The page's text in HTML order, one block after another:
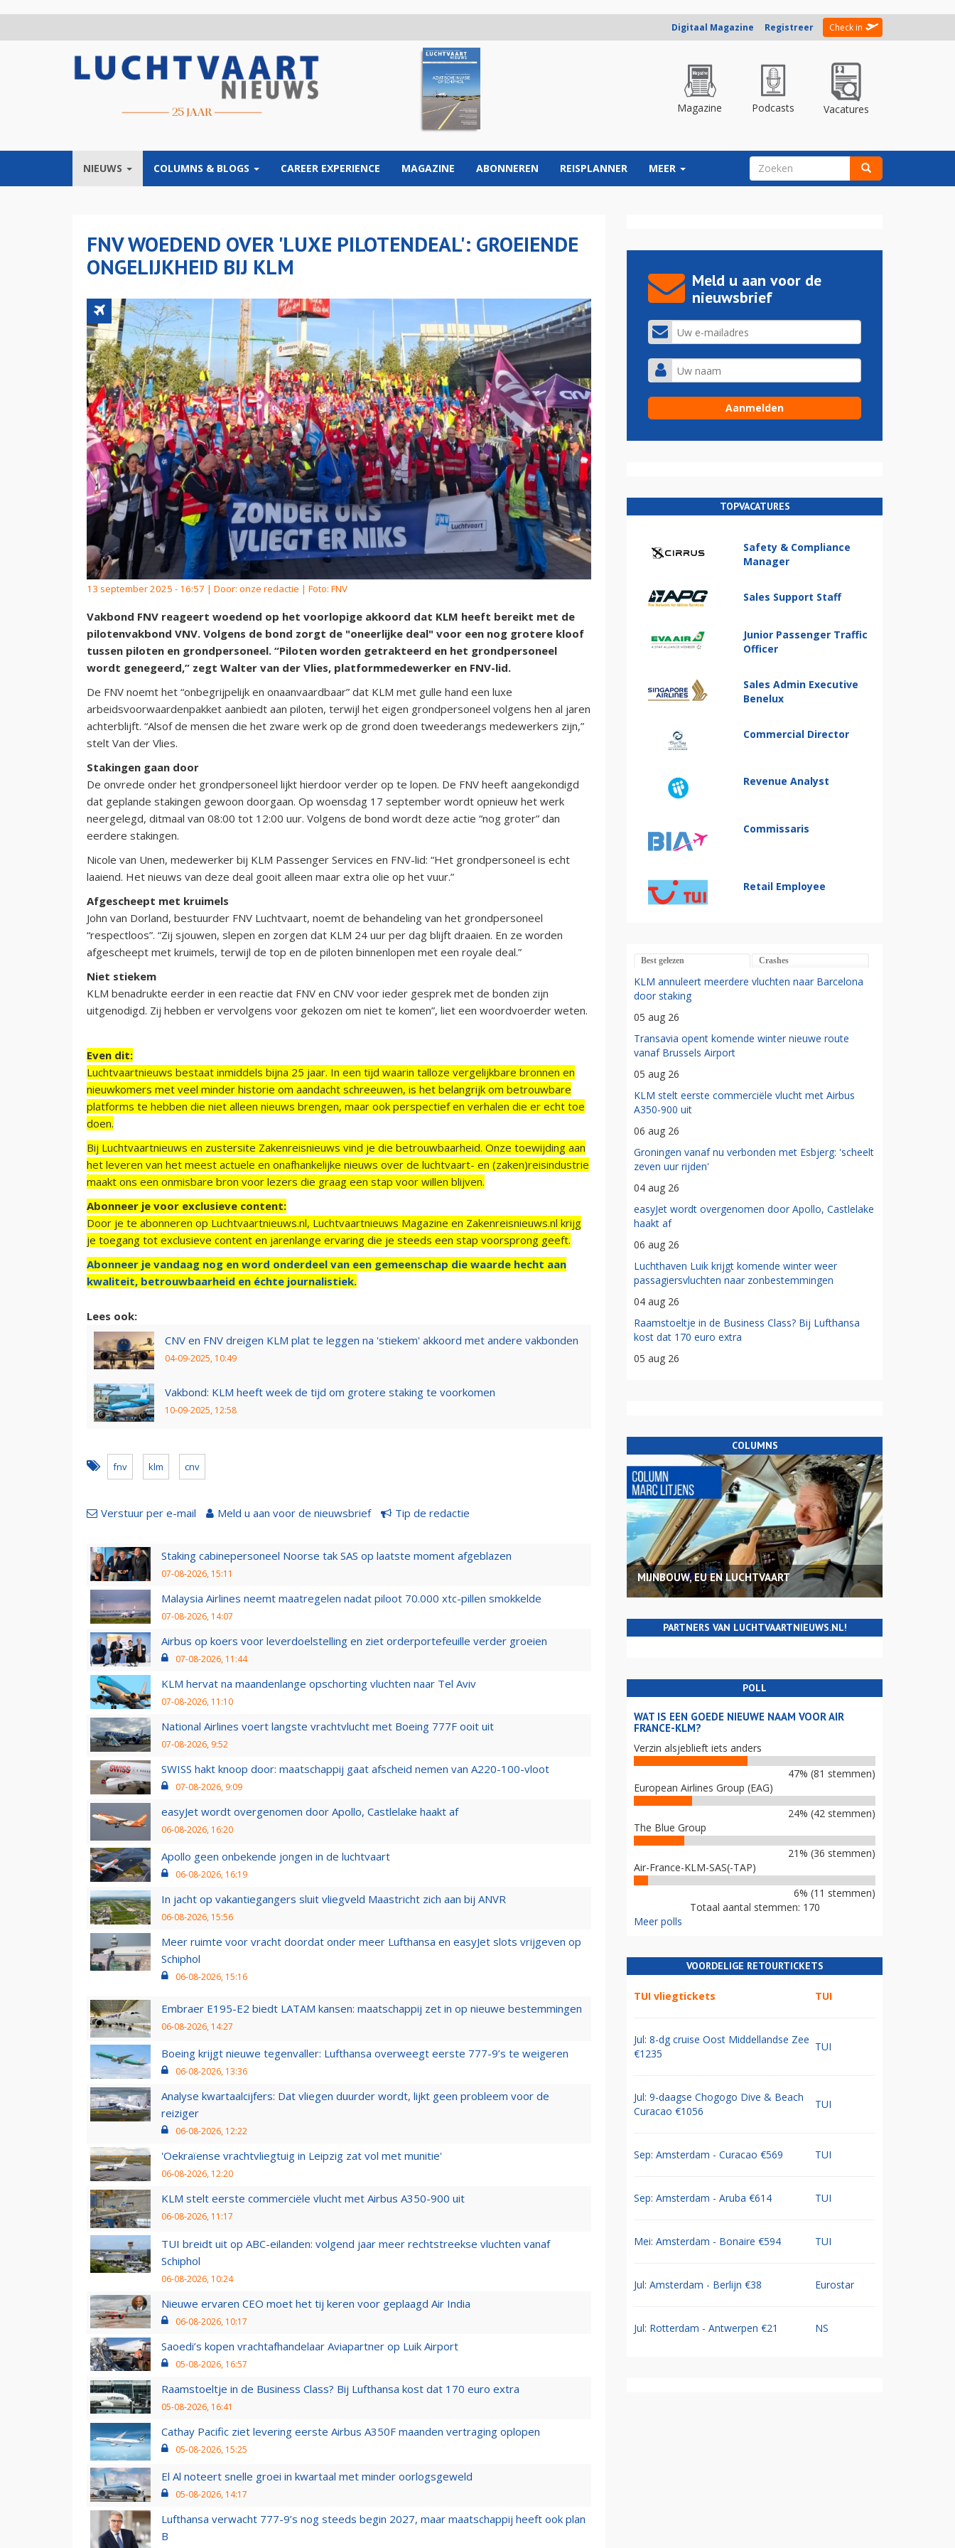
Digitaal Magazine Registreer Check in
Magazine Podcasts Vacatures
NIEUWS COLUMNS & BLOGS CAREER EXPERIENCE MAGAZINE ABONNEREN REISPLANNER MEER ZOEKVELD
FNV WOEDEND OVER 'LUXE PILOTENDEAL': GROEIENDE
ONGELIJKHEID BIJ KLM
13 september 2025 - 16:57 | Door: onze redactie | Foto: FNV
Vakbond FNV reageert woedend op het voorlopige akkoord dat KLM heeft bereikt met de
pilotenvakbond VNV. Volgens de bond zorgt de "oneerlijke deal" voor een nog grotere kloof
tussen piloten en grondpersoneel. “Piloten worden getrakteerd en het grondpersoneel
wordt genegeerd,” zegt Walter van der Vlies, platformmedewerker en FNV-lid.
De FNV noemt het “onbegrijpelijk en onaanvaardbaar” dat KLM met gulle hand een luxe
arbeidsvoorwaardenpakket aanbiedt aan piloten, terwijl het eigen grondpersoneel volgens hen al jaren
achterblijft. “Alsof de mensen die het zware werk op de grond doen tweederangs medewerkers zijn,”
stelt Van der Vlies.
Stakingen gaan door
De onvrede onder het grondpersoneel lijkt hierdoor verder op te lopen. De FNV heeft aangekondigd
dat geplande stakingen gewoon doorgaan. Op woensdag 17 september wordt opnieuw het werk
neergelegd, ditmaal van 08:00 tot 12:00 uur. Volgens de bond wordt deze actie “nog groter” dan
eerdere stakingen.
Nicole van Unen, medewerker bij KLM Passenger Services en FNV-lid: “Het grondpersoneel is echt
laaiend. Het nieuws van deze deal gooit alleen maar extra olie op het vuur.”
Afgescheept met kruimels
John van Dorland, bestuurder FNV Luchtvaart, noemt de behandeling van het grondpersoneel
“respectloos”. “Zij sjouwen, slepen en zorgen dat KLM 24 uur per dag blijft draaien. En ze worden
afgescheept met kruimels, terwijl de top en de piloten binnenlopen met een royale deal.”
Niet stiekem
KLM benadrukte eerder in een reactie dat FNV en CNV voor ieder gesprek met de bonden zijn
uitgenodigd. Zij hebben er vervolgens voor gekozen om niet te komen”, liet een woordvoerder weten.
Even dit:
Luchtvaartnieuws bestaat inmiddels bijna 25 jaar. In een tijd waarin talloze vergelijkbare bronnen en
nieuwkomers met veel minder historie om aandacht schreeuwen, is het belangrijk om betrouwbare
platforms te hebben die niet alleen nieuws brengen, maar ook perspectief en verhalen die er echt toe
doen.
Bij Luchtvaartnieuws en zustersite Zakenreisnieuws vind je die betrouwbaarheid. Onze toewijding aan
het leveren van het meest actuele en onafhankelijke nieuws over de luchtvaart- en (zaken)reisindustrie
maakt ons een onmisbare bron voor lezers die graag een stap voor willen blijven.
Abonneer je voor exclusieve content:
Door je te abonneren op Luchtvaartnieuws.nl, Luchtvaartnieuws Magazine en Zakenreisnieuws.nl krijg
je toegang tot exclusieve content en jarenlange ervaring die je steeds een stap voorsprong geeft.
Abonneer je vandaag nog en word onderdeel van een gemeenschap die waarde hecht aan
kwaliteit, betrouwbaarheid en échte journalistiek.
Lees ook:
CNV en FNV dreigen KLM plat te leggen na 'stiekem' akkoord met andere vakbonden
04-09-2025, 10:49
Vakbond: KLM heeft week de tijd om grotere staking te voorkomen
10-09-2025, 12:58
fnv klm cnv
Verstuur per e-mail Meld u aan voor de nieuwsbrief Tip de redactie
Staking cabinepersoneel Noorse tak SAS op laatste moment afgeblazen
07-08-2026, 15:11
Malaysia Airlines neemt maatregelen nadat piloot 70.000 xtc-pillen smokkelde
07-08-2026, 14:07
Airbus op koers voor leverdoelstelling en ziet orderportefeuille verder groeien
07-08-2026, 11:44
KLM hervat na maandenlange opschorting vluchten naar Tel Aviv
07-08-2026, 11:10
National Airlines voert langste vrachtvlucht met Boeing 777F ooit uit
07-08-2026, 9:52
SWISS hakt knoop door: maatschappij gaat afscheid nemen van A220-100-vloot
07-08-2026, 9:09
easyJet wordt overgenomen door Apollo, Castlelake haakt af
06-08-2026, 16:20
Apollo geen onbekende jongen in de luchtvaart
06-08-2026, 16:19
In jacht op vakantiegangers sluit vliegveld Maastricht zich aan bij ANVR
06-08-2026, 15:56
Meer ruimte voor vracht doordat onder meer Lufthansa en easyJet slots vrijgeven op
Schiphol
06-08-2026, 15:16
Embraer E195-E2 biedt LATAM kansen: maatschappij zet in op nieuwe bestemmingen
06-08-2026, 14:27
Boeing krijgt nieuwe tegenvaller: Lufthansa overweegt eerste 777-9’s te weigeren
06-08-2026, 13:36
Analyse kwartaalcijfers: Dat vliegen duurder wordt, lijkt geen probleem voor de
reiziger
06-08-2026, 12:22
'Oekraïense vrachtvliegtuig in Leipzig zat vol met munitie'
06-08-2026, 12:20
KLM stelt eerste commerciële vlucht met Airbus A350-900 uit
06-08-2026, 11:17
TUI breidt uit op ABC-eilanden: volgend jaar meer rechtstreekse vluchten vanaf
Schiphol
06-08-2026, 10:24
Nieuwe ervaren CEO moet het tij keren voor geplaagd Air India
06-08-2026, 10:17
Saoedi’s kopen vrachtafhandelaar Aviapartner op Luik Airport
05-08-2026, 16:57
Raamstoeltje in de Business Class? Bij Lufthansa kost dat 170 euro extra
05-08-2026, 16:41
Cathay Pacific ziet levering eerste Airbus A350F maanden vertraging oplopen
05-08-2026, 15:25
El Al noteert snelle groei in kwartaal met minder oorlogsgeweld
05-08-2026, 14:17
Lufthansa verwacht 777-9’s nog steeds begin 2027, maar maatschappij heeft ook plan
B
Meld u aan voor de
nieuwsbrief
TOPVACATURES
Safety & Compliance
Manager
Sales Support Staff
Junior Passenger Traffic
Officer
Sales Admin Executive
Benelux
Commercial Director
Revenue Analyst
Commissaris
Retail Employee
Best gelezen Crashes
KLM annuleert meerdere vluchten naar Barcelona
door staking
05 aug 26
Transavia opent komende winter nieuwe route
vanaf Brussels Airport
05 aug 26
KLM stelt eerste commerciële vlucht met Airbus
A350-900 uit
06 aug 26
Groningen vanaf nu verbonden met Esbjerg: 'scheelt
zeven uur rijden'
04 aug 26
easyJet wordt overgenomen door Apollo, Castlelake
haakt af
06 aug 26
Luchthaven Luik krijgt komende winter weer
passagiersvluchten naar zonbestemmingen
04 aug 26
Raamstoeltje in de Business Class? Bij Lufthansa
kost dat 170 euro extra
05 aug 26
COLUMNS
MIJNBOUW, EU EN LUCHTVAART
PARTNERS VAN LUCHTVAARTNIEUWS.NL!
POLL
WAT IS EEN GOEDE NIEUWE NAAM VOOR AIR
FRANCE-KLM?
Verzin alsjeblieft iets anders
47% (81 stemmen)
European Airlines Group (EAG)
24% (42 stemmen)
The Blue Group
21% (36 stemmen)
Air-France-KLM-SAS(-TAP)
6% (11 stemmen)
Totaal aantal stemmen: 170
Meer polls
VOORDELIGE RETOURTICKETS
TUI vliegtickets TUI
Jul: 8-dg cruise Oost Middellandse Zee
€1235
TUI
Jul: 9-daagse Chogogo Dive & Beach
Curacao €1056
TUI
Sep: Amsterdam - Curacao €569 TUI
Sep: Amsterdam - Aruba €614 TUI
Mei: Amsterdam - Bonaire €594 TUI
Jul: Amsterdam - Berlijn €38 Eurostar
Jul: Rotterdam - Antwerpen €21 NS